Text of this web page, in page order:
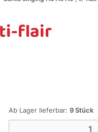
ti-flair
Ab Lager lieferbar: 9Stück